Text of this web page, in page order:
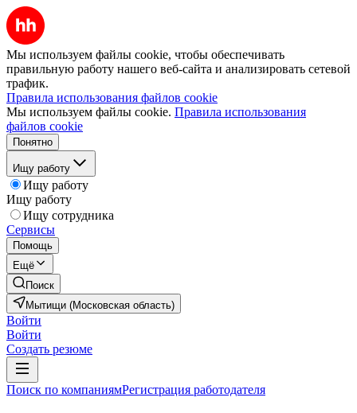
Мы используем файлы cookie, чтобы обеспечивать
правильную работу нашего веб-сайта и анализировать сетевой
трафик.
Правила использования файлов cookie
Мы используем файлы cookie. Правила использования
файлов cookie
Понятно
Ищу работу
Ищу работу
Ищу работу
Ищу сотрудника
Сервисы
Помощь
Ещё
Поиск
Мытищи (Московская область)
Войти
Войти
Создать резюме
Поиск по компаниямРегистрация работодателя